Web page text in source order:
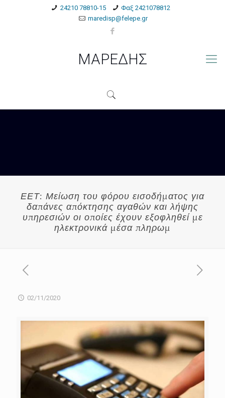
24210 78810-15
Φαξ 2421078812
maredisp@felepe.gr
ΜΑΡΕΔΗΣ
ΕΕΤ: Μείωση του φόρου εισοδήματος για
δαπάνες απόκτησης αγαθών και λήψης
υπηρεσιών οι οποίες έχουν εξοφληθεί με
ηλεκτρονικά μέσα πληρωμ
02/11/2020